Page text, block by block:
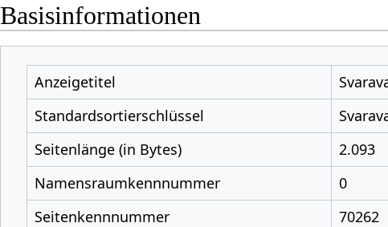
Basisinformationen
Anzeigetitel
Standardsortierschlüssel
Seitenlänge (in Bytes)
2.093
Namensraumkennnummer
0
Seitenkennnummer
70262